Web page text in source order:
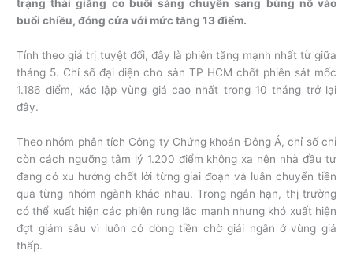
trạng thái giằng co buổi sáng chuyển sang bùng nổ vào
buổi chiều, đóng cửa với mức tăng 13 điểm.
Tính theo giá trị tuyệt đối, đây là phiên tăng mạnh nhất từ giữa
tháng 5. Chỉ số đại diện cho sàn TP HCM chốt phiên sát mốc
1.186 điểm, xác lập vùng giá cao nhất trong 10 tháng trở lại
đây.
Theo nhóm phân tích Công ty Chứng khoán Đông Á, chỉ số chỉ
còn cách ngưỡng tâm lý 1.200 điểm không xa nên nhà đầu tư
đang có xu hướng chốt lời từng giai đoạn và luân chuyển tiền
qua từng nhóm ngành khác nhau. Trong ngắn hạn, thị trường
có thể xuất hiện các phiên rung lắc mạnh nhưng khó xuất hiện
đợt giảm sâu vì luôn có dòng tiền chờ giải ngân ở vùng giá
thấp.